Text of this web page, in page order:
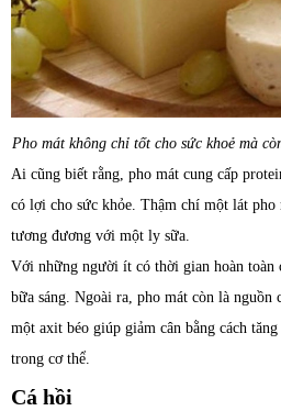
Pho mát không chỉ tốt cho sức khoẻ mà
Ai cũng biết rằng, pho mát cung cấp
có lợi cho sức khỏe. Thậm chí một lát
tương đương với một ly sữa.
Với những người ít có thời gian hoàn toàn
bữa sáng. Ngoài ra, pho mát còn là
một axit béo giúp giảm cân bằng cách
trong cơ thể.
Cá hồi